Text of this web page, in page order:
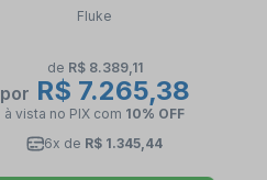
Fluke
de R$ 8.389,11
por R$ 7.265,38
à vista no PIX com 10% OFF
6x de R$ 1.345,44